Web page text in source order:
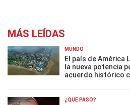
MÁS LEÍDAS
MUNDO
El país de América
la nueva potencia
acuerdo histórico
¿QUÉ PASÓ?